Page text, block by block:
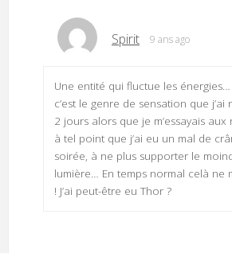
Spirit 9 ans ago
Une entité qui fluctue les énergies…
c’est le genre de sensation que j’ai
2 jours alors que je m’essayais aux
à tel point que j’ai eu un mal de
soirée, à ne plus supporter le
lumière… En temps normal celà ne
! J’ai peut-être eu Thor ?